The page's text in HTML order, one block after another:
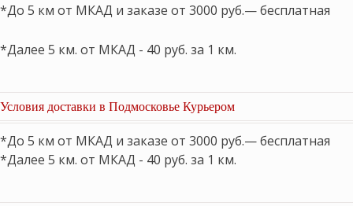
*До 5 км от МКАД и заказе от 3000 руб.— бесплатная
*Далее 5 км. от МКАД - 40 руб. за 1 км.
Условия доставки в Подмосковье Курьером
*До 5 км от МКАД и заказе от 3000 руб.— бесплатная
*Далее 5 км. от МКАД - 40 руб. за 1 км.